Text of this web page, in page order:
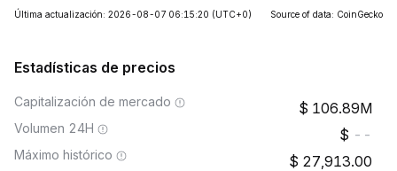
Última actualización: 2026-08-07 06:15:20 (UTC+0) Source of data: CoinGecko
Estadísticas de precios
Capitalización de mercado 106.89M
Volumen 24H --
Máximo histórico 27,913.00